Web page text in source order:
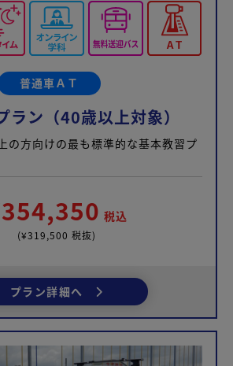
普通車ＡＴ
ラン（40歳以上対象）
の方向けの最も標準的な基本教習プ
税込
(¥319,500 税抜)
プラン詳細へ